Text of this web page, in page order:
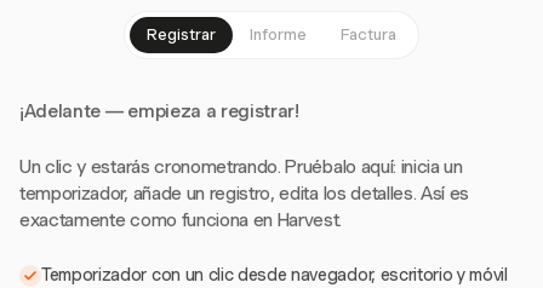
Registrar Informe Factura
¡Adelante — empieza a registrar!
Un clic y estarás cronometrando. Pruébalo aquí: inicia un
temporizador, añade un registro, edita los detalles. Así es
exactamente como funciona en Harvest.
Temporizador con un clic desde navegador, escritorio y móvil